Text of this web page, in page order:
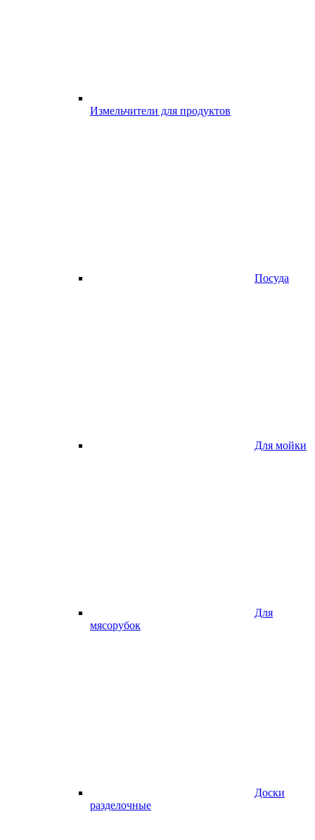
Измельчители для продуктов
Посуда
Для мойки
Для
мясорубок
Доски
разделочные